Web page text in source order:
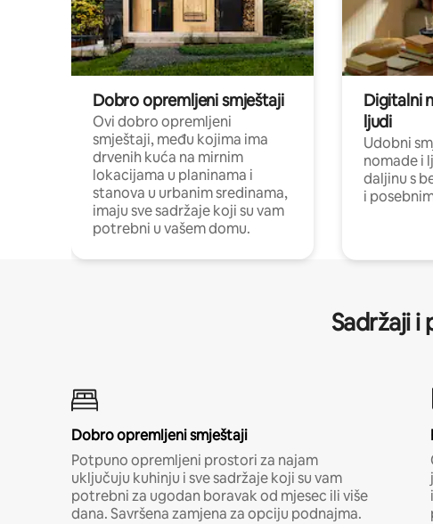
Dobro opremljeni smještaji
Ovi dobro opremljeni
smještaji, među kojima ima
drvenih kuća na mirnim
lokacijama u planinama i
stanova u urbanim sredinama,
imaju sve sadržaje koji su vam
potrebni u vašem domu.
Digitalni
ljudi
Udobni
nomade i
daljinu s
i
Sadržaji i
Dobro opremljeni smještaji
Potpuno opremljeni prostori za najam
uključuju kuhinju i sve sadržaje koji su vam
potrebni za ugodan boravak od mjesec ili više
dana. Savršena zamjena za opciju podnajma.